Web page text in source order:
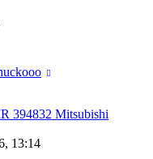
394832 Mitsubishi
13:14